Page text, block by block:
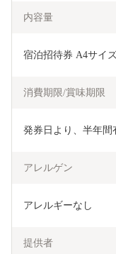
内容量
宿泊招待券 A4サイ
消費期限/賞味期限
発券日より、半年間
アレルゲン
アレルギーなし
提供者